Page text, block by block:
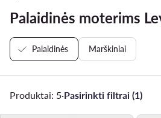
Palaidinės moterims
Palaidinės Marškiniai
Produktai: 5·Pasirinkti filtrai (1)